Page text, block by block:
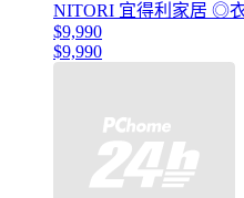
NITORI 宜得利家居 ◎
$9,990
$9,990